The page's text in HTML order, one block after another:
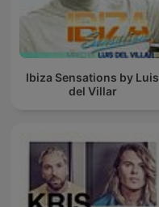
Ibiza Sensations by Luis
del Villar